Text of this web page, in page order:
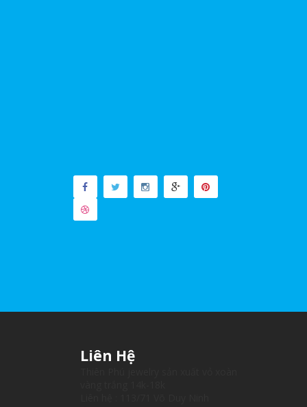
Liên Hệ